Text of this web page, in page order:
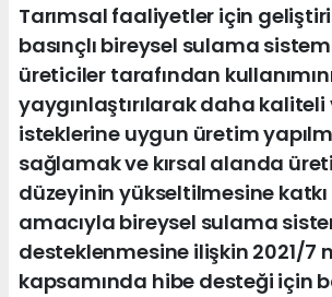
Tarımsal faaliyetler için
basınçlı bireysel sulama
üreticiler tarafından
yaygınlaştırılarak daha kaliteli
isteklerine uygun üretim
sağlamak ve kırsal alanda
düzeyinin yükseltilmesine
amacıyla bireysel sulama
desteklenmesine ilişkin 2021/7
kapsamında hibe desteği için